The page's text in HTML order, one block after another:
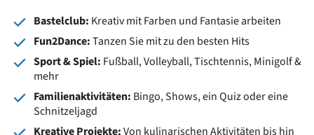
Bastelclub: Kreativ mit Farben und Fantasie arbeiten
Fun2Dance:Tanzen Sie mit zu den besten Hits
Sport & Spiel: Fußball, Volleyball, Tischtennis, Minigolf &
mehr
Familienaktivitäten: Bingo, Shows, ein Quiz oder eine
Schnitzeljagd
Kreative Projekte:Von kulinarischen Aktivitäten bis hin